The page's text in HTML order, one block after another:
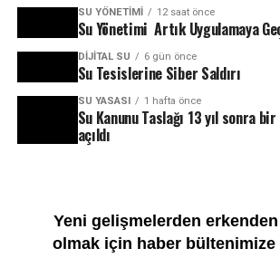
SU YÖNETIMI 12 saat önce
Su Yönetimi Artık Uygulamaya
DIJITAL SU 6 gün önce
Su Tesislerine Siber Saldırı
SU YASASI 1 hafta önce
Su Kanunu Taslağı 13 yıl sonra
açıldı
Yeni gelişmelerden
olmak için haber bültenimize